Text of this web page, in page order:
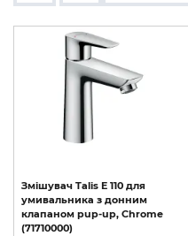
Змішувач Talis E 110 для
умивальника з донним
клапаном pup-up, Chrome
(71710000)